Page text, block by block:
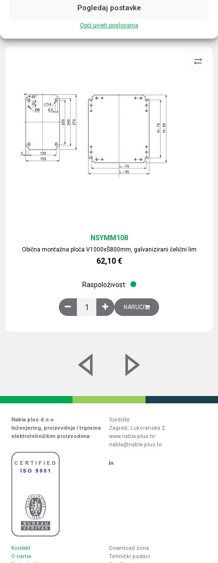
Pogledaj postavke
Opći uvjeti poslovanja
Povezani proizvodi
Obična montažna ploča V1000xŠ800mm, galvanizirani čelični lim
NSYMM108
62,10 €
Raspoloživost:
Obična montažna ploča V1000xŠ800mm,
NARUČI
Nabla plus d.o.o.
Inženjering, proizvodnja i trgovina
elektrotehničkim proizvodima
Sjedište
Zagreb, Lukoranska 2
www.nabla-plus.hr
nabla@nabla-plus.hr
Kontakt
O nama
Download zona
Tehnički podaci